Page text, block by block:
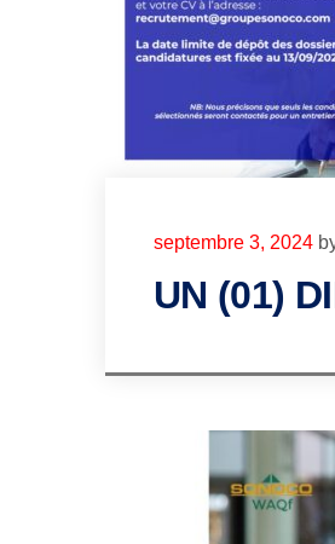
septembre 3, 2024
UN (01)